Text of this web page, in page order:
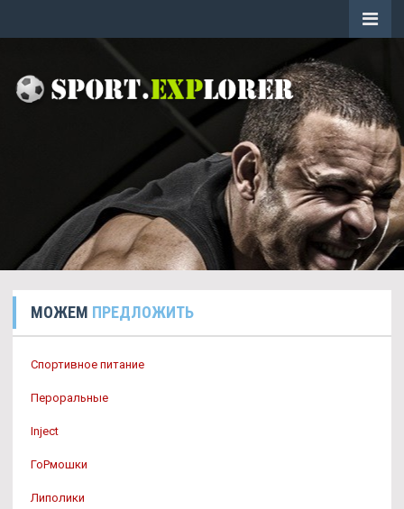
МОЖЕМ ПРЕДЛОЖИТЬ
Спортивное питание
Пероральные
Inject
ГоРмошки
Липолики